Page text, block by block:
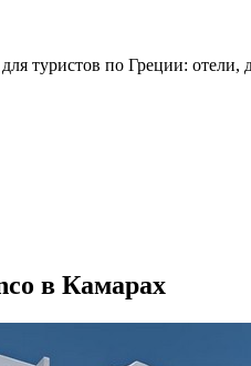
туристов по Греции: отели,
в Камарах